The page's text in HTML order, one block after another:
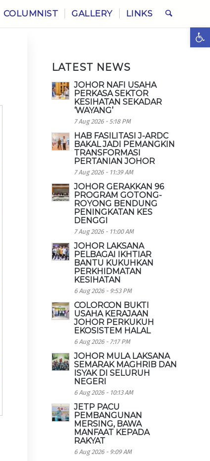
COLUMNIST GALLERY LINKS
LATEST NEWS
JOHOR NAFI USAHA
PERKASA SEKTOR
KESIHATAN SEKADAR
‘WAYANG’
7 Aug 2026 - 5:18 PM
HAB FASILITASI J-ARDC
BAKAL JADI PEMANGKIN
TRANSFORMASI
PERTANIAN JOHOR
7 Aug 2026 - 11:39 AM
JOHOR GERAKKAN 96
PROGRAM GOTONG-
ROYONG BENDUNG
PENINGKATAN KES
DENGGI
7 Aug 2026 - 11:00 AM
JOHOR LAKSANA
PELBAGAI IKHTIAR
BANTU KUKUHKAN
PERKHIDMATAN
KESIHATAN
6 Aug 2026 - 9:53 PM
COLORCON BUKTI
USAHA KERAJAAN
JOHOR PERKUKUH
EKOSISTEM HALAL
6 Aug 2026 - 7:17 PM
JOHOR MULA LAKSANA
SEMARAK MAGHRIB DAN
ISYAK DI SELURUH
NEGERI
6 Aug 2026 - 10:13 AM
JETP PACU
PEMBANGUNAN
MERSING, BAWA
MANFAAT KEPADA
RAKYAT
6 Aug 2026 - 9:09 AM